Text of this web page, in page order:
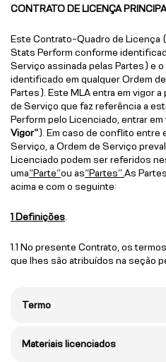
CONTRATO DE LICENÇA
Este Contrato-Quadro de Licença
Stats Perform conforme
Serviço assinada pelas Partes) e
identificado em qualquer Ordem
Partes). Este MLA entra em vigor a
de Serviço que faz referência a
Perform pelo Licenciado, entrar em
Vigor”). Em caso de conflito entre
Serviço, a Ordem de Serviço
Licenciado podem ser referidos
uma“Parte”ou as“Partes”.As
acima e com o seguinte:
1 Definições
1.1 No presente Contrato, os
que lhes são atribuídos na seção
Termo
Materiais licenciados